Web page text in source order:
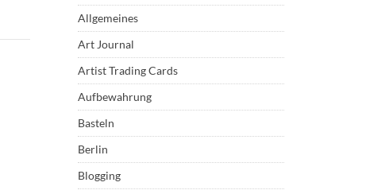
Allgemeines
Art Journal
Artist Trading Cards
Aufbewahrung
Basteln
Berlin
Blogging